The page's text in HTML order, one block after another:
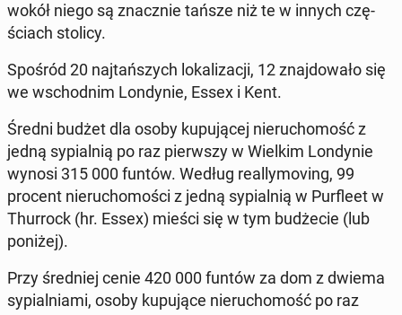
wokół niego są znacz­nie tańsze niż te w innych czę­
ściach stolicy.
Spośród 20 naj­tań­szych lo­ka­li­za­cji, 12 znaj­do­wa­ło się
we wschod­nim Lon­dy­nie, Essex i Kent.
Średni budżet dla osoby ku­pu­ją­cej nie­ru­cho­mość z
jedną sy­pial­nią po raz pierw­szy w Wielkim Lon­dy­nie
wynosi 315 000 funtów. Według re­al­ly­mo­ving, 99
procent nie­ru­cho­mo­ści z jedną sy­pial­nią w Pur­fle­et w
Thur­rock (hr. Essex) mieści się w tym bu­dże­cie (lub
poniżej).
Przy śred­niej cenie 420 000 funtów za dom z dwiema
sy­pial­nia­mi, osoby ku­pu­ją­ce nie­ru­cho­mość po raz